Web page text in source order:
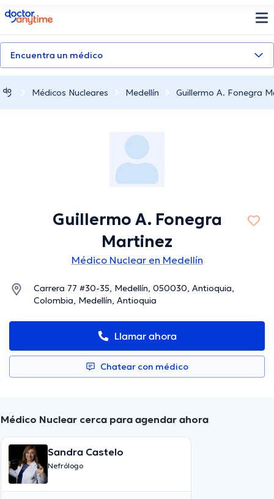
doctoranytime
Encuentra un médico
Médicos Nucleares Medellín Guillermo A. Fonegra
Guillermo A. Fonegra
Martinez
Médico Nuclear en Medellín
Carrera 77 #30-35, Medellín, 050030, Antioquia,
Colombia, Medellín, Antioquia
Llamar ahora
Chatear con médico
Médico Nuclear cerca para agendar ahora
Sandra Castelo
Nefrólogo